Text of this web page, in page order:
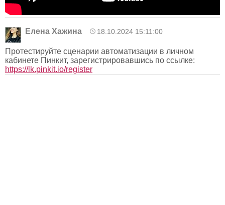
Елена Хажина 18.10.2024 15:11:00
Протестируйте сценарии автоматизации в личном
кабинете Пинкит, зарегистрировавшись по ссылке:
https://lk.pinkit.io/register